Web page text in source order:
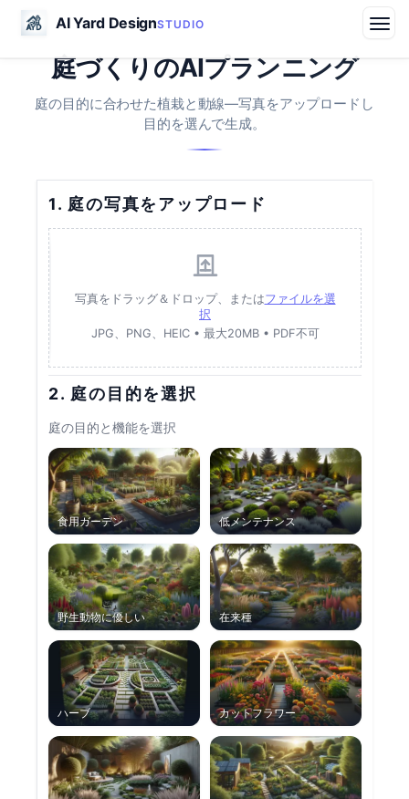
AI Yard DesignSTUDIO
庭づくりのAIプランニング
庭の目的に合わせた植栽と動線—写真をアップロードし
目的を選んで生成。
1. 庭の写真をアップロード
写真をドラッグ＆ドロップ、またはファイルを選
択
JPG、PNG、HEIC • 最大20MB • PDF不可
2. 庭の目的を選択
庭の目的と機能を選択
食用ガーデン 低メンテナンス
野生動物に優しい 在来種
ハーブ カットフラワー